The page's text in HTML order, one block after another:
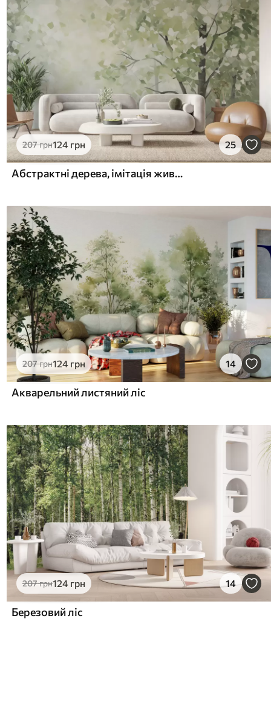
207грн124 грн 25
Абстрактні дерева, імітація живопису
207грн124 грн 14
Акварельний листяний ліс
207грн124 грн 14
Березовий ліс